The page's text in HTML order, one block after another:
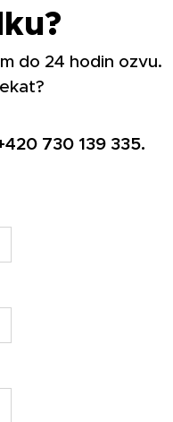
do 24 hodin ozvu.
730 139 335.